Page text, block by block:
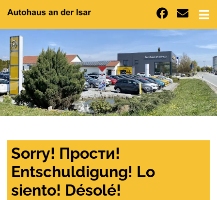
Sorry! Прости!
Entschuldigung! Lo
siento! Désolé!